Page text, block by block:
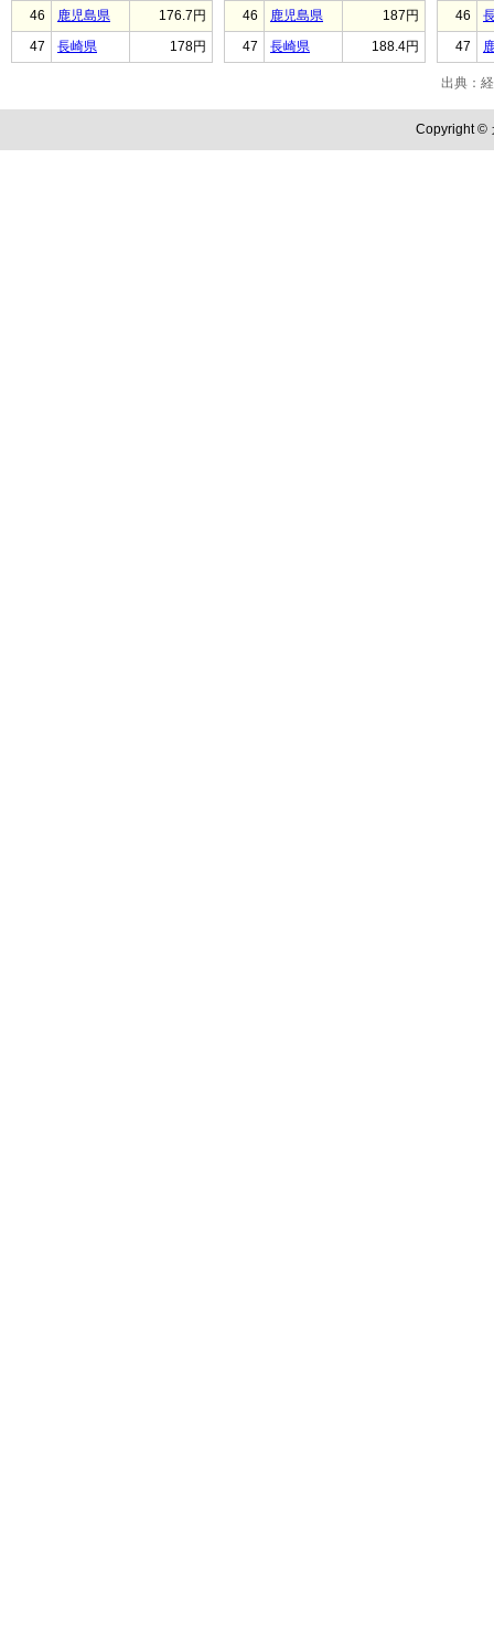
46 鹿児島県
176.7円
47
長崎県 178円
46 鹿児島県
187円
47
長崎県 188.4円
46
47
出典：
Copyright ©